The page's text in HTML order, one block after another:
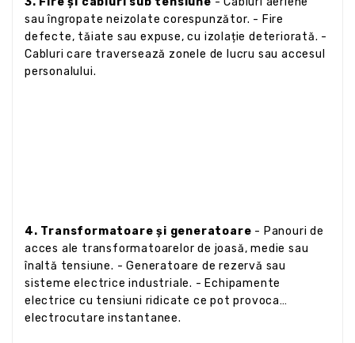
sau îngropate neizolate corespunzător. - Fire
defecte, tăiate sau expuse, cu izolație deteriorată. -
Cabluri care traversează zonele de lucru sau accesul
personalului.
4. Transformatoare și generatoare - Panouri de
acces ale transformatoarelor de joasă, medie sau
înaltă tensiune. - Generatoare de rezervă sau
sisteme electrice industriale. - Echipamente
electrice cu tensiuni ridicate ce pot provoca
electrocutare instantanee.